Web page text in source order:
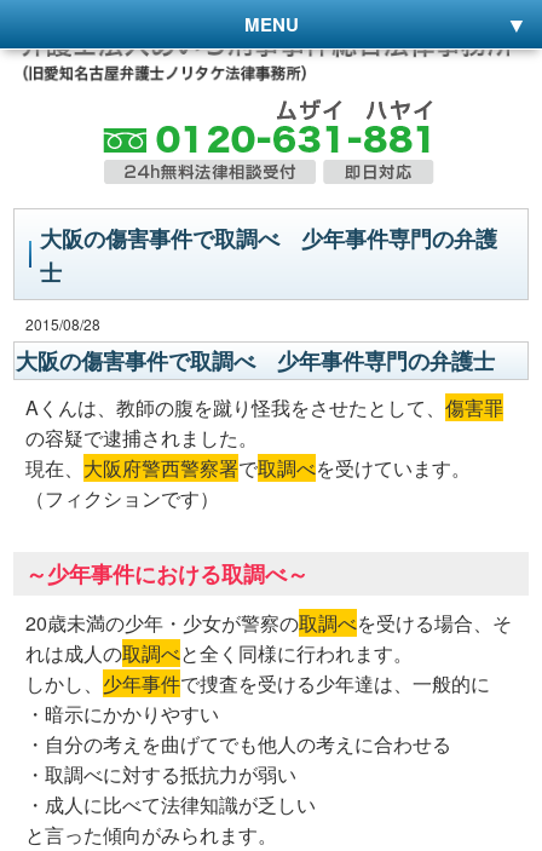
MENU
大阪の傷害事件で取調べ 少年事件専門の弁護
士
2015/08/28
大阪の傷害事件で取調べ 少年事件専門の弁護士
Aくんは、教師の腹を蹴り怪我をさせたとして、傷害罪
の容疑で逮捕されました。
現在、 大阪府警西警察署で取調べを受けています。
（フィクションです）
～少年事件における取調べ～
20歳未満の少年・少女が警察の取調べを受ける場合、そ
れは成人の取調べと全く同様に行われます。
しかし、 少年事件で捜査を受ける少年達は、一般的に
・暗示にかかりやすい
・自分の考えを曲げてでも他人の考えに合わせる
・取調べに対する抵抗力が弱い
・成人に比べて法律知識が乏しい
と言った傾向がみられます。